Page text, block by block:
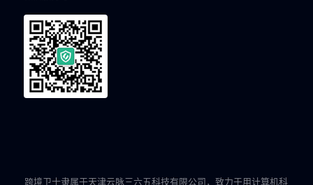
跨境卫士隶属于天津云脉三六五科技有限公司，致力于用计算机科